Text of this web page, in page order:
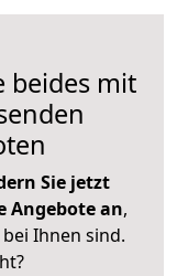
beides mit
Sie jetzt
Angebote an,
Ihnen sind.